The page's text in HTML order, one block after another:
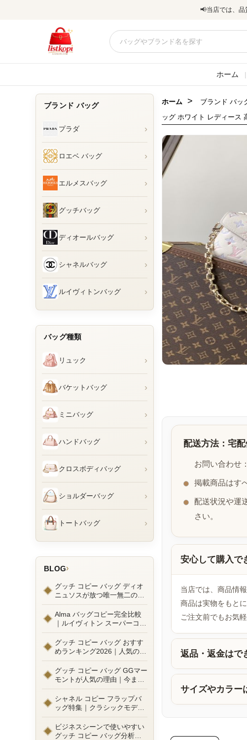
📢当店では、品
ホーム |
ブランド バッグ
プラダ ›
ロエベ バッグ ›
エルメスバッグ ›
グッチバッグ ›
ディオールバッグ ›
シャネルバッグ ›
ルイヴィトンバッグ ›
バッグ種類
リュック ›
バケットバッグ ›
ミニバッグ ›
ハンドバッグ ›
クロスボディバッグ ›
ショルダーバッグ ›
トートバッグ ›
BLOG›
グッチ コピー バッグ ディオ
ニュソスが放つ唯一無二の魅
力とは？新作ラインナップ徹
底ガイドとリアルコーデ例
Alma バッグコピー完全比較
｜ルイヴィトン スーパーコピ
ーで叶えるエレガントな日常
グッチ コピー バッグ おすす
めランキング2026｜人気の
GGマーモントから定番モデ
ルまで徹底比較！コピーバッ
グ通販の選び方
グッチ コピー バッグ GGマー
モントが人気の理由｜今また
選ばれる定番ラグジュアリー
バッグとは
シャネル コピー フラップバ
ッグ特集｜クラシックモデル
の魅力と永遠に愛される理由
ビジネスシーンで使いやすい
グッチ コピー バッグ分析｜
ホーム > ブランド バッ
ッグ ホワイト レディース
配送方法：宅
お問い合わせ：
掲載商品はす
配送状況や運
さい。
安心して購入で
当店では、商品情
商品は実物をもと
ご注文前でもお気
返品・返金はで
サイズやカラー